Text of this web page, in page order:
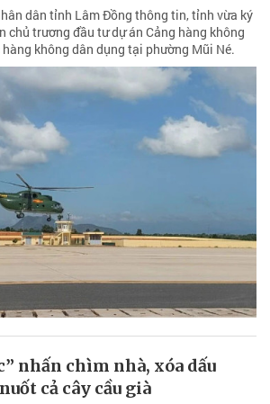
dân tỉnh Lâm Đồng thông tin, tỉnh vừa ký
chủ trương đầu tư dự án Cảng hàng không
không dân dụng tại phường Mũi Né.
nhấn chìm nhà, xóa dấu
cả cây cầu già